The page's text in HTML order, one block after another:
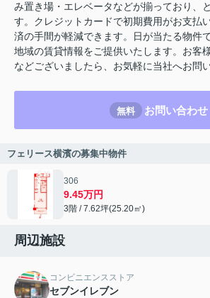
み置き場・エレベータなどが揃っており、
す。クレジットカードで初期費用がお支払
済の手間が軽減できます。日が当たる物件
地域の賃貸情報をご提供いたします。お客
などございましたら、お気軽に当社へお問
無料 お問い合わせ
フェリース横濱の募集中物件
306
9.45万円
3階 / 7.62坪(25.20㎡)
周辺施設
コンビニエンスストア
セブンイレブン